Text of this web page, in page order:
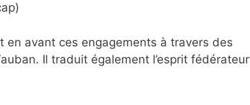
en avant ces engagements à travers des
Il traduit également l’esprit fédérateur